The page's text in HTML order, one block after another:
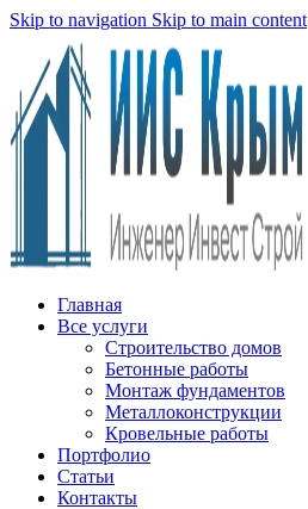
Skip to navigation Skip to main content
Главная
Все услуги
Строительство домов
Бетонные работы
Монтаж фундаментов
Металлоконструкции
Кровельные работы
Портфолио
Статьи
Контакты